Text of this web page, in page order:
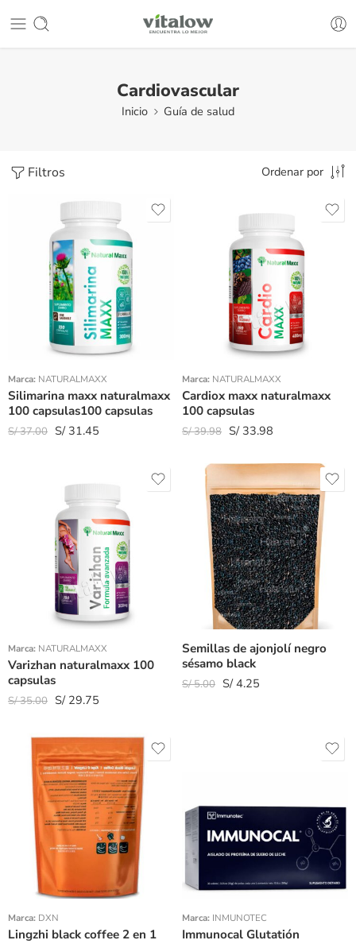
Cardiovascular
Inicio Guía de salud
Filtros Ordenar por
Marca: NATURALMAXX
Silimarina maxx naturalmaxx
100 capsulas100 capsulas
S/37.00 S/31.45
Marca: NATURALMAXX
Cardiox maxx naturalmaxx
100 capsulas
S/39.98 S/33.98
Marca: NATURALMAXX
Varizhan naturalmaxx 100
capsulas
S/35.00 S/29.75
Semillas de ajonjolí negro
sésamo black
S/5.00 S/4.25
Marca: DXN
Lingzhi black coffee 2 en 1
Marca: INMUNOTEC
Immunocal Glutatión